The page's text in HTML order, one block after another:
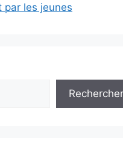
par les jeunes
Rechercher